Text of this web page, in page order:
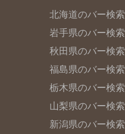
北海道のバー検索
岩手県のバー検索
秋田県のバー検索
福島県のバー検索
栃木県のバー検索
山梨県のバー検索
新潟県のバー検索